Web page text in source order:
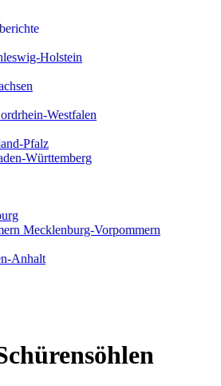
Holstein
Westfalen
Pfalz
Württemberg
Mecklenburg-Vorpommern
Anhalt